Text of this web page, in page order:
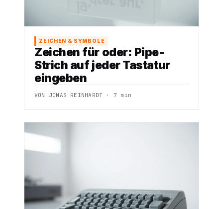
ZEICHEN & SYMBOLE
Zeichen für oder: Pipe-
Strich auf jeder Tastatur
eingeben
VON JONAS REINHARDT · 7 min